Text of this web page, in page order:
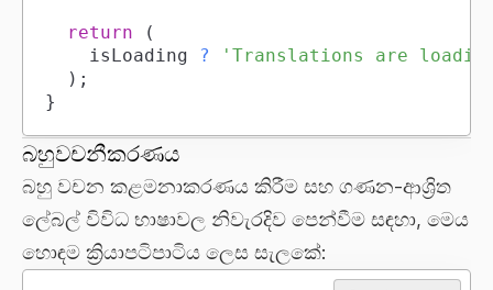
return
(
		isLoading
?
'Translations are
) ;
}
බහුවචනීකරණය
බහු වචන කළමනාකරණය කිරීම සහ ගණන-ආශ්‍රිත
ලේබල් විවිධ භාෂාවල නිවැරදිව පෙන්වීම සඳහා, මෙය
හොඳම ක්‍රියාපටිපාටිය ලෙස සැලකේ: